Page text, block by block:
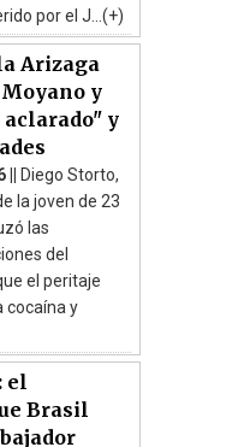
por el J...(+)
Arizaga
y
aclarado" y
Diego Storto,
la joven de 23
las
del
el peritaje
cocaína y
el
Brasil